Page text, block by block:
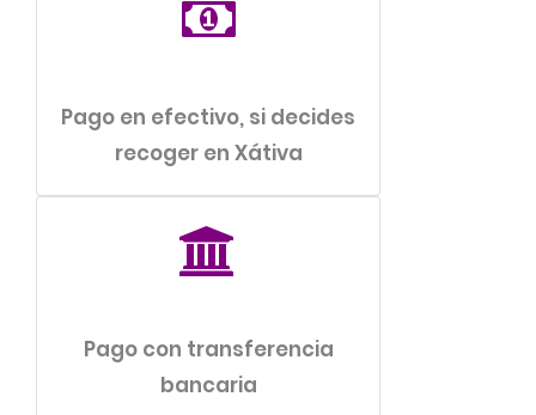
Pago en efectivo, si decides
recoger en Xátiva
Pago con transferencia
bancaria